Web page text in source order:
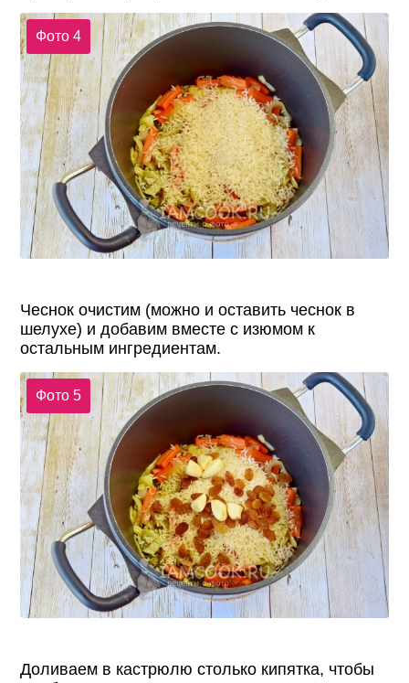
Фото 4
Чеснок очистим (можно и оставить чеснок в
шелухе) и добавим вместе с изюмом к
остальным ингредиентам.
Фото 5
Доливаем в кастрюлю столько кипятка, чтобы